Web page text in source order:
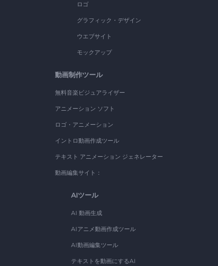
ロゴ
グラフィック・デザイン
ウエブサイト
モックアップ
動画制作ツール
無料音楽ビジュアライザー
アニメーション ソフト
ロゴ・アニメーション
イントロ動画作成ツール
テキスト アニメーション ジェネレーター
動画編集サイト：
AIツール
AI 動画生成
AIアニメ動画作成ツール
AI動画編集ツール
テキストを動画にするAI